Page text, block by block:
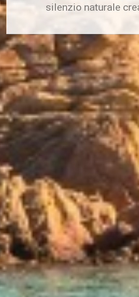
silenzio naturale